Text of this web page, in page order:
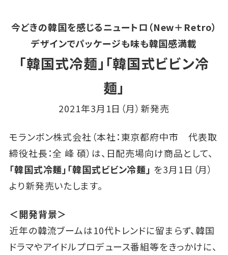
今どきの韓国を感じるニュートロ（New＋Retro）
デザインでパッケージも味も韓国感満載
「韓国式冷麺」「韓国式ビビン冷
麺」
2021年3月1日（月）新発売
モランボン株式会社（本社：東京都府中市 代表取
締役社長：全 峰 碩）は、日配売場向け商品として、
「韓国式冷麺」「韓国式ビビン冷麺」 を3月1日（月）
より新発売いたします。
＜開発背景＞
近年の韓流ブームは10代トレンドに留まらず、韓国
ドラマやアイドルプロデュース番組等をきっかけに、